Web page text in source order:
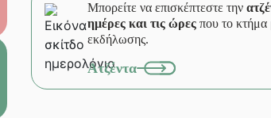
Μπορείτε να επισκέπτεστε την
ημέρες και τις ώρεςπου το κτήμα
εκδήλωσης.
Ατζέντα